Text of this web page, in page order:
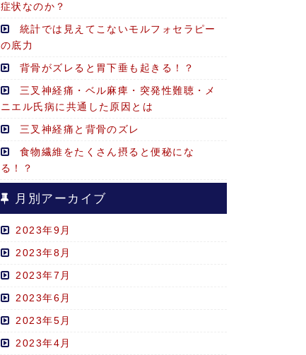
症状なのか？
統計では見えてこないモルフォセラピー
の底力
背骨がズレると胃下垂も起きる！？
三叉神経痛・ベル麻痺・突発性難聴・メ
ニエル氏病に共通した原因とは
三叉神経痛と背骨のズレ
食物繊維をたくさん摂ると便秘にな
る！？
月別アーカイブ
2023年9月
2023年8月
2023年7月
2023年6月
2023年5月
2023年4月